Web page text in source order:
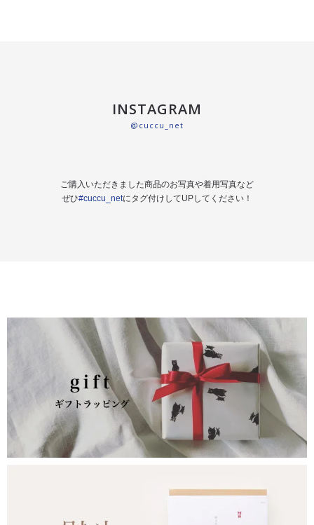
INSTAGRAM
@cuccu_net
ご購入いただきました商品のお写真や着用写真など
ぜひ#cuccu_netにタグ付けしてUPしてください！